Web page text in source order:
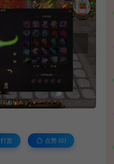
打赏 点赞 (0)